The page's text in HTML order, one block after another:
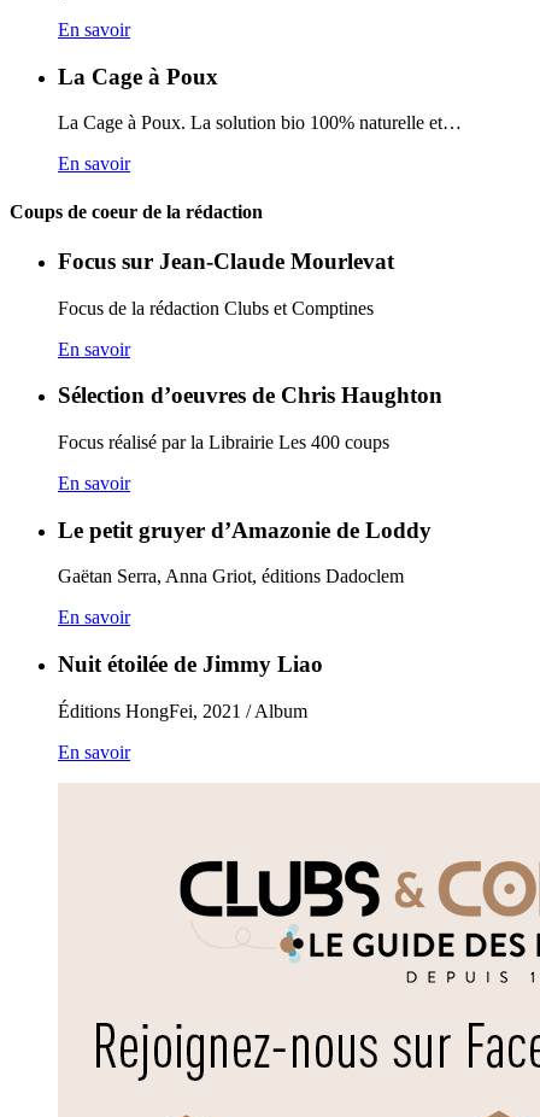
En savoir
La Cage à Poux
La Cage à Poux. La solution bio 100% naturelle et…
En savoir
Coups de coeur de la rédaction
Focus sur Jean-Claude Mourlevat
Focus de la rédaction Clubs et Comptines
En savoir
Sélection d’oeuvres de Chris Haughton
Focus réalisé par la Librairie Les 400 coups
En savoir
Le petit gruyer d’Amazonie de Loddy
Gaëtan Serra, Anna Griot, éditions Dadoclem
En savoir
Nuit étoilée de Jimmy Liao
Éditions HongFei, 2021 / Album
En savoir